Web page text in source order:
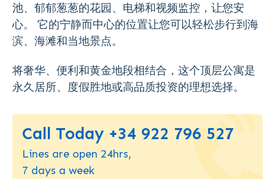
池、郁郁葱葱的花园、电梯和视频监控，让您安
心。 它的宁静而中心的位置让您可以轻松步行到海
滨、海滩和当地景点。
将奢华、便利和黄金地段相结合，这个顶层公寓是
永久居所、度假胜地或高品质投资的理想选择。
Call Today +34 922 796 527
Lines are open 24hrs,
7 days a week